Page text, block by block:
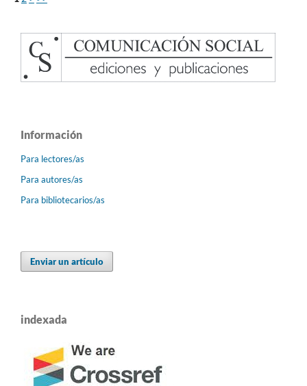
Información
Para lectores/as
Para autores/as
Para bibliotecarios/as
Enviar un artículo
indexada